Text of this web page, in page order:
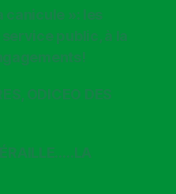
canicule »: les
public, à la
ODICEO DES